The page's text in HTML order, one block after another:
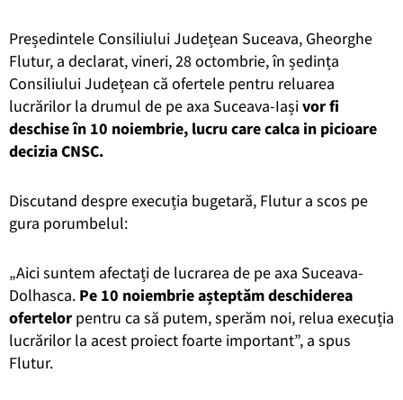
Președintele Consiliului Județean Suceava, Gheorghe
Flutur, a declarat, vineri, 28 octombrie, în ședința
Consiliului Județean că ofertele pentru reluarea
lucrărilor la drumul de pe axa Suceava-Iașivor fi
deschise în 10 noiembrie, lucru care calca in picioare
decizia CNSC.
Discutand despre execuția bugetară, Flutur a scos pe
gura porumbelul:
„Aici suntem afectați de lucrarea de pe axa Suceava-
Dolhasca. Pe 10 noiembrie așteptăm deschiderea
ofertelorpentru ca să putem, sperăm noi, relua execuția
lucrărilor la acest proiect foarte important”, a spus
Flutur.